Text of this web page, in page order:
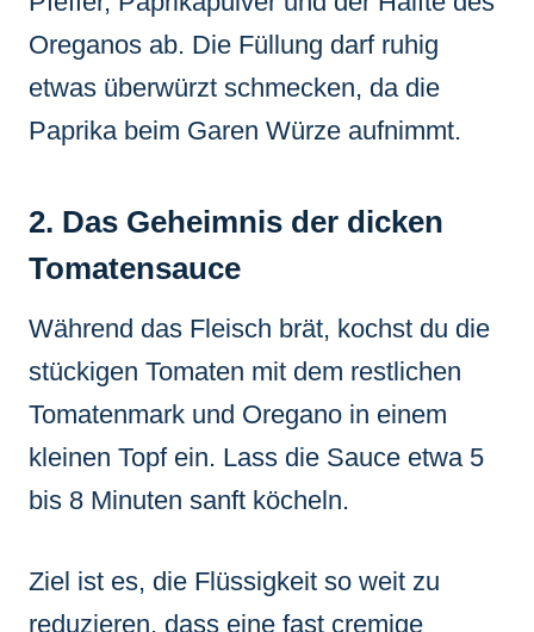
Oreganos ab. Die Füllung darf ruhig
etwas überwürzt schmecken, da die
Paprika beim Garen Würze aufnimmt.
2. Das Geheimnis der dicken
Tomatensauce
Während das Fleisch brät, kochst du die
stückigen Tomaten mit dem restlichen
Tomatenmark und Oregano in einem
kleinen Topf ein. Lass die Sauce etwa 5
bis 8 Minuten sanft köcheln.
Ziel ist es, die Flüssigkeit so weit zu
reduzieren, dass eine fast cremige